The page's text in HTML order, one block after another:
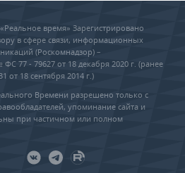
время» Зарегистрировано
в сфере связи, информационных
(Роскомнадзор) –
77 - 79627 от 18 декабря 2020 г. (ранее
от 18 сентября 2014 г.)
Времени разрешено только с
упоминание сайта и
при частичном или полном